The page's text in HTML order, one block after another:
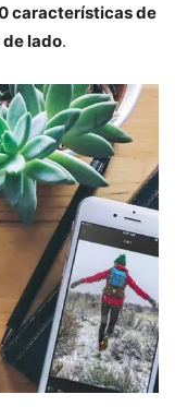
características de
lado.